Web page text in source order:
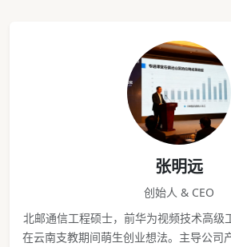
张明远
创始人 & CEO
北邮通信工程硕士，前华为视频技术高级
在云南支教期间萌生创业想法。主导公司